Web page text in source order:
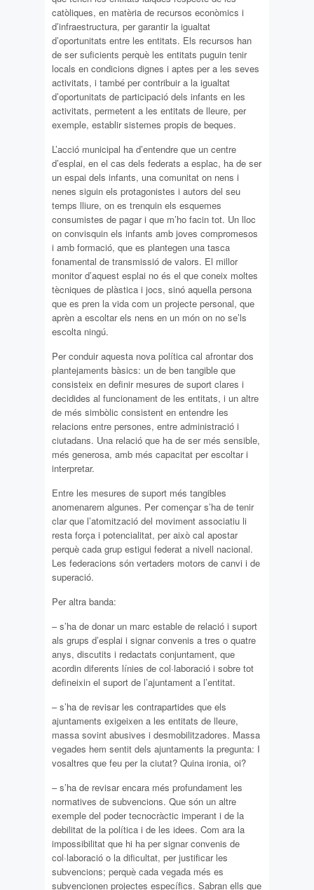
catòliques, en matèria de recursos econòmics i
d’infraestructura, per garantir la igualtat
d’oportunitats entre les entitats. Els recursos han
de ser suficients perquè les entitats puguin tenir
locals en condicions dignes i aptes per a les seves
activitats, i també per contribuir a la igualtat
d’oportunitats de participació dels infants en les
activitats, permetent a les entitats de lleure, per
exemple, establir sistemes propis de beques.
L’acció municipal ha d’entendre que un centre
d’esplai, en el cas dels federats a esplac, ha de ser
un espai dels infants, una comunitat on nens i
nenes siguin els protagonistes i autors del seu
temps lliure, on es trenquin els esquemes
consumistes de pagar i que m’ho facin tot. Un lloc
on convisquin els infants amb joves compromesos
i amb formació, que es plantegen una tasca
fonamental de transmissió de valors. El millor
monitor d’aquest esplai no és el que coneix moltes
tècniques de plàstica i jocs, sinó aquella persona
que es pren la vida com un projecte personal, que
aprèn a escoltar els nens en un món on no se’ls
escolta ningú.
Per conduir aquesta nova política cal afrontar dos
plantejaments bàsics: un de ben tangible que
consisteix en definir mesures de suport clares i
decidides al funcionament de les entitats, i un altre
de més simbòlic consistent en entendre les
relacions entre persones, entre administració i
ciutadans. Una relació que ha de ser més sensible,
més generosa, amb més capacitat per escoltar i
interpretar.
Entre les mesures de suport més tangibles
anomenarem algunes. Per començar s’ha de tenir
clar que l’atomització del moviment associatiu li
resta força i potencialitat, per això cal apostar
perquè cada grup estigui federat a nivell nacional.
Les federacions són vertaders motors de canvi i de
superació.
Per altra banda:
– s’ha de donar un marc estable de relació i suport
als grups d’esplai i signar convenis a tres o quatre
anys, discutits i redactats conjuntament, que
acordin diferents línies de col·laboració i sobre tot
defineixin el suport de l’ajuntament a l’entitat.
– s’ha de revisar les contrapartides que els
ajuntaments exigeixen a les entitats de lleure,
massa sovint abusives i desmobilitzadores. Massa
vegades hem sentit dels ajuntaments la pregunta: I
vosaltres que feu per la ciutat? Quina ironia, oi?
– s’ha de revisar encara més profundament les
normatives de subvencions. Que són un altre
exemple del poder tecnocràctic imperant i de la
debilitat de la política i de les idees. Com ara la
impossibilitat que hi ha per signar convenis de
col·laboració o la dificultat, per justificar les
subvencions; perquè cada vegada més es
subvencionen projectes específics. Sabran ells que